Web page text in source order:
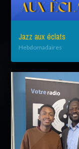
Jazz aux éclats
Hebdomadaires